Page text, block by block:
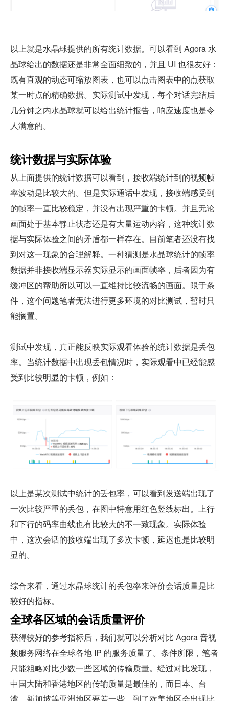
以上就是水晶球提供的所有统计数据。可以看到 Agora 水
晶球给出的数据还是非常全面细致的，并且 UI 也很友好：
既有直观的动态可缩放图表，也可以点击图表中的点获取
某一时点的精确数据。实际测试中发现，每个对话完结后
几分钟之内水晶球就可以给出统计报告，响应速度也是令
人满意的。
统计数据与实际体验
从上面提供的统计数据可以看到，接收端统计到的视频帧
率波动是比较大的。但是实际通话中发现，接收端感受到
的帧率一直比较稳定，并没有出现严重的卡顿。并且无论
画面处于基本静止状态还是有大量运动内容，这种统计数
据与实际体验之间的矛盾都一样存在。目前笔者还没有找
到对这一现象的合理解释。一种猜测是水晶球统计的帧率
数据并非接收端显示器实际显示的画面帧率，后者因为有
缓冲区的帮助所以可以一直维持比较流畅的画面。限于条
件，这个问题笔者无法进行更多环境的对比测试，暂时只
能搁置。
测试中发现，真正能反映实际观看体验的统计数据是丢包
率。当统计数据中出现丢包情况时，实际观看中已经能感
受到比较明显的卡顿，例如：
以上是某次测试中统计的丢包率，可以看到发送端出现了
一次比较严重的丢包，在图中特意用红色竖线标出。上行
和下行的码率曲线也有比较大的不一致现象。实际体验
中，这次会话的接收端出现了多次卡顿，延迟也是比较明
显的。
综合来看，通过水晶球统计的丢包率来评价会话质量是比
较好的指标。
全球各区域的会话质量评价
获得较好的参考指标后，我们就可以分析对比 Agora 音视
频服务网络在全球各地 IP 的服务质量了。条件所限，笔者
只能粗略对比少数一些区域的传输质量。经过对比发现，
中国大陆和香港地区的传输质量是最佳的，而日本、台